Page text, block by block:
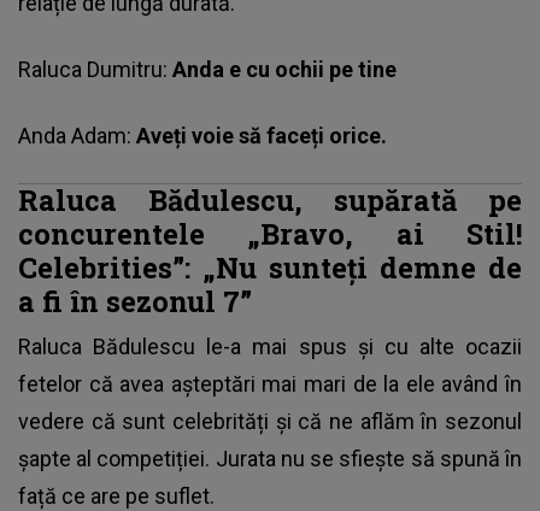
Raluca Dumitru: Anda e cu ochii pe tine
Anda Adam: Aveți voie să faceți orice.
Raluca Bădulescu, supărată pe
concurentele „Bravo, ai Stil!
Celebrities”: „Nu sunteți demne de
a fi în sezonul 7”
Raluca Bădulescu le-a mai spus și cu alte ocazii
fetelor că avea așteptări mai mari de la ele având în
vedere că sunt celebrități și că ne aflăm în sezonul
șapte al competiției. Jurata nu se sfiește să spună în
față ce are pe suflet.